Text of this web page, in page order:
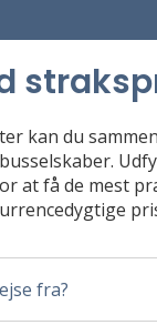
kan du
at få de mest